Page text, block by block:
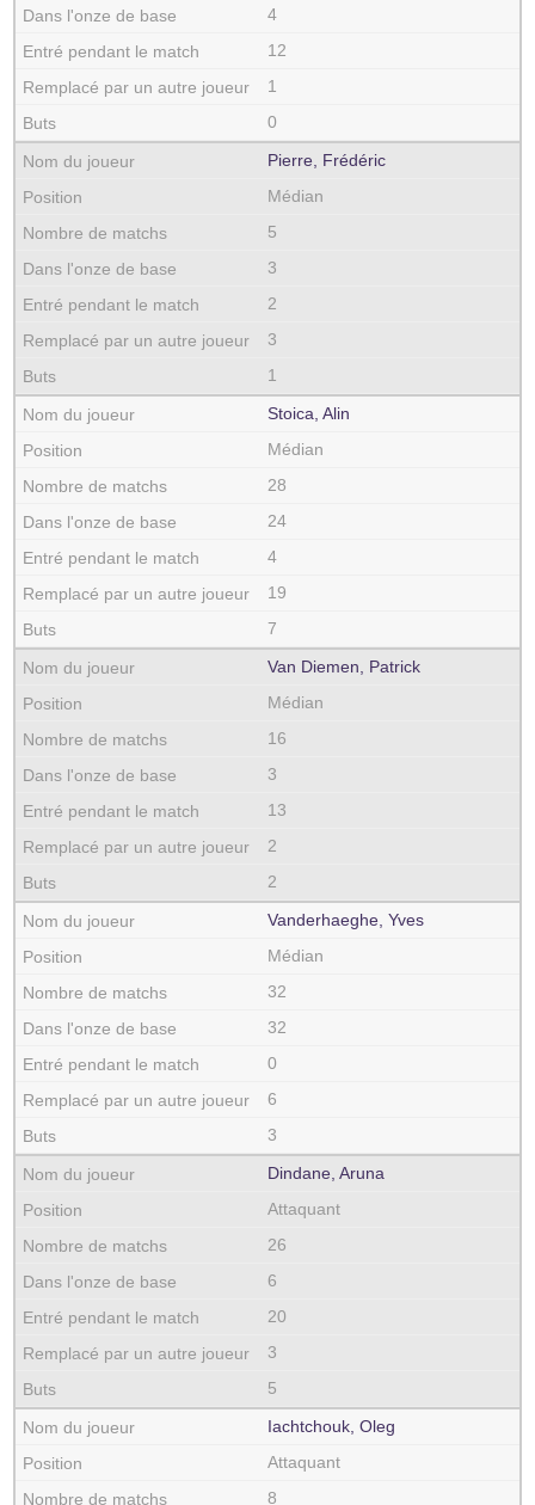
4
12
1
0
Pierre, Frédéric
Médian
5
3
2
3
1
Stoica, Alin
Médian
28
24
4
19
7
Van Diemen, Patrick
Médian
16
3
13
2
2
Vanderhaeghe, Yves
Médian
32
32
0
6
3
Dindane, Aruna
Attaquant
26
6
20
3
5
Iachtchouk, Oleg
Attaquant
8